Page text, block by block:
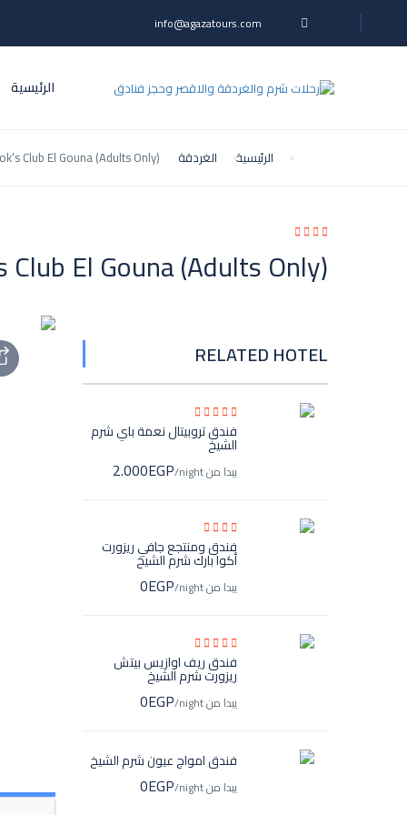
info@agazatours.com
الرئيسية
الرئيسية الغردقة Club El Gouna (Adults Only)
Club El Gouna (Adults Only)
RELATED HOTEL
فندق تروبيتال نعمة باي شرم
الشيخ
يبدا من 2.000EGP/night
فندق ومنتجع جافي ريزورت
أكوا بارك شرم الشيخ
يبدا من 0EGP/night
فندق ريف اوازيس بيتش
ريزورت شرم الشيخ
يبدا من 0EGP/night
فندق امواج عيون شرم الشيخ
يبدا من 0EGP/night